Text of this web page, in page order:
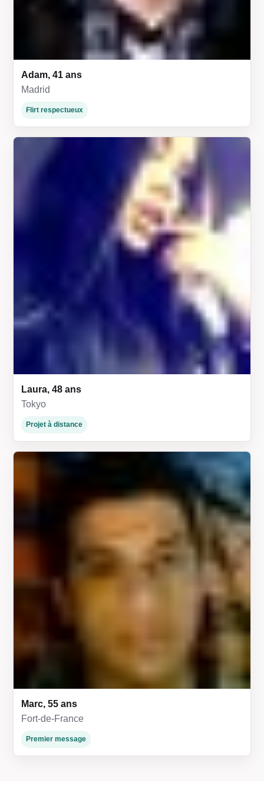
Adam, 41 ans
Madrid
Flirt respectueux
Laura, 48 ans
Tokyo
Projet à distance
Marc, 55 ans
Fort-de-France
Premier message